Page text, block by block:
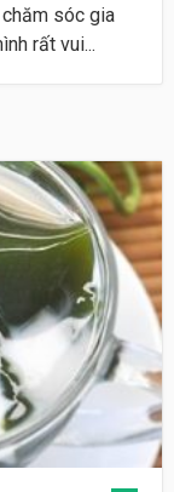
sóc gia
rất vui...